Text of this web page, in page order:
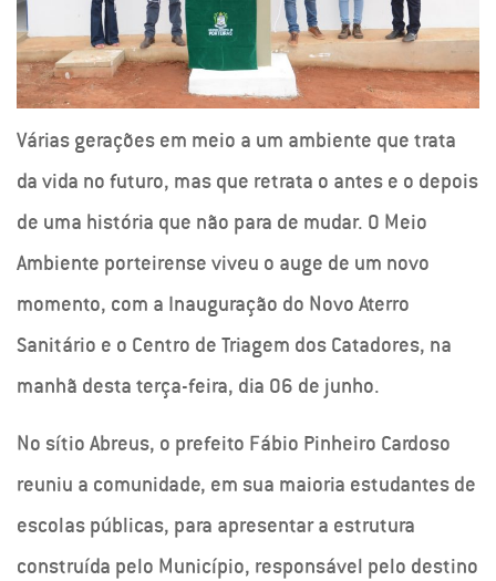
Várias gerações em meio a um ambiente que trata
da vida no futuro, mas que retrata o antes e o depois
de uma história que não para de mudar. O Meio
Ambiente porteirense viveu o auge de um novo
momento, com a Inauguração do Novo Aterro
Sanitário e o Centro de Triagem dos Catadores, na
manhã desta terça-feira, dia 06 de junho.
No sítio Abreus, o prefeito Fábio Pinheiro Cardoso
reuniu a comunidade, em sua maioria estudantes de
escolas públicas, para apresentar a estrutura
construída pelo Município, responsável pelo destino